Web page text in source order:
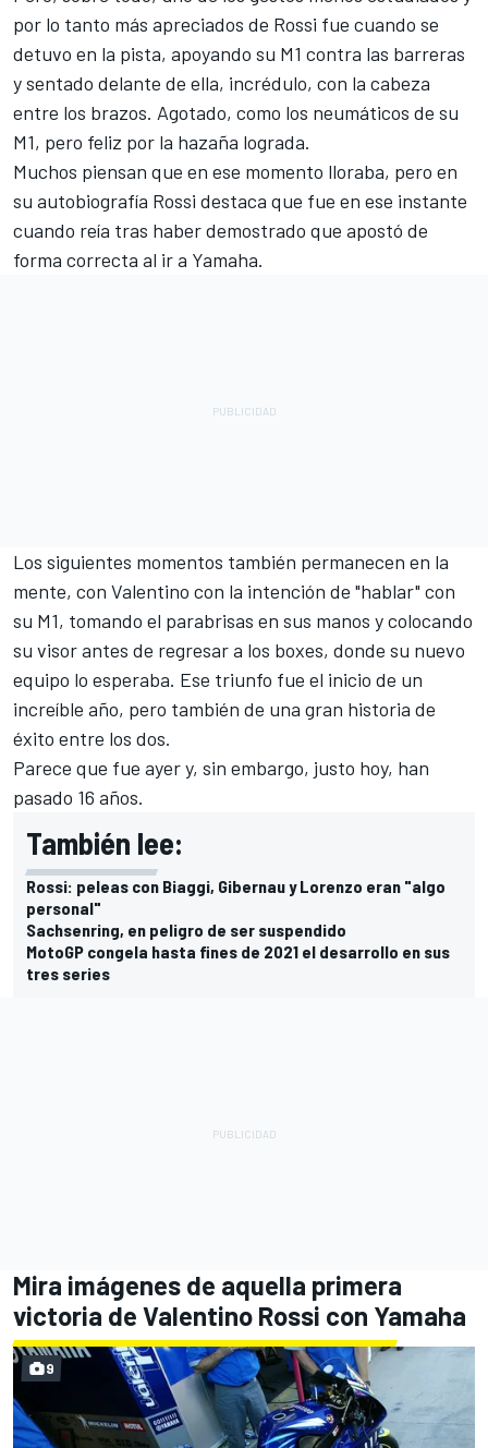
por lo tanto más apreciados de Rossi fue cuando se
detuvo en la pista, apoyando su M1 contra las barreras
y sentado delante de ella, incrédulo, con la cabeza
entre los brazos. Agotado, como los neumáticos de su
M1, pero feliz por la hazaña lograda.
Muchos piensan que en ese momento lloraba, pero en
su autobiografía Rossi destaca que fue en ese instante
cuando reía tras haber demostrado que apostó de
forma correcta al ir a Yamaha.
Los siguientes momentos también permanecen en la
mente, con Valentino con la intención de "hablar" con
su M1, tomando el parabrisas en sus manos y colocando
su visor antes de regresar a los boxes, donde su nuevo
equipo lo esperaba. Ese triunfo fue el inicio de un
increíble año, pero también de una gran historia de
éxito entre los dos.
Parece que fue ayer y, sin embargo, justo hoy, han
pasado 16 años.
También lee:
Rossi: peleas con Biaggi, Gibernau y Lorenzo eran "algo
personal"
Sachsenring, en peligro de ser suspendido
MotoGP congela hasta fines de 2021 el desarrollo en sus
tres series
Mira imágenes de aquella primera
victoria de Valentino Rossi con Yamaha
9